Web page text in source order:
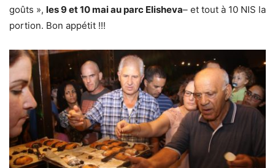
goûts », les 9 et 10 mai au parc Elisheva– et tout à 10 NIS la
portion. Bon appétit !!!